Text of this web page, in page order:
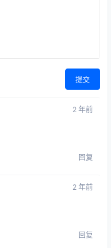
提交
2 年前
回复
2 年前
回复